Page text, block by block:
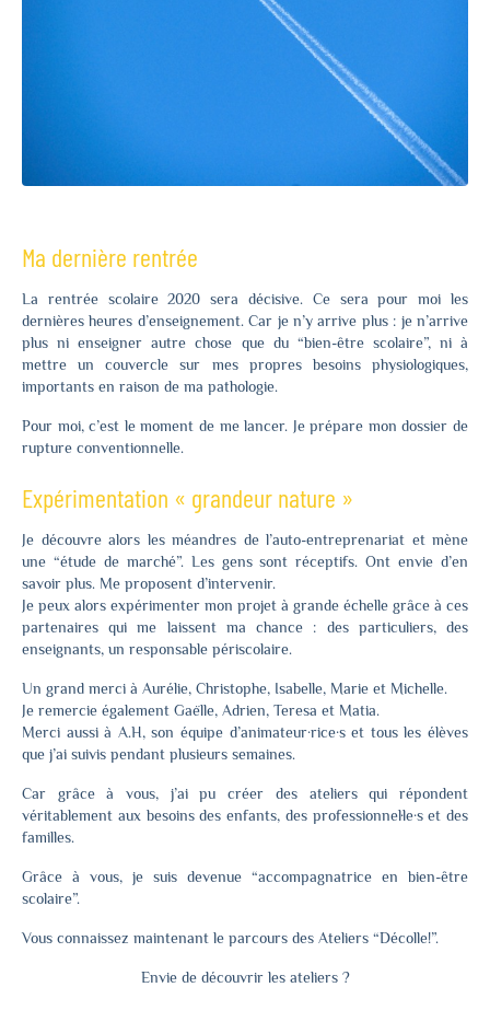
Ma dernière rentrée
La rentrée scolaire 2020 sera décisive. Ce sera pour moi les
dernières heures d’enseignement. Car je n’y arrive plus : je n’arrive
plus ni enseigner autre chose que du “bien-être scolaire”, ni à
mettre un couvercle sur mes propres besoins physiologiques,
importants en raison de ma pathologie.
Pour moi, c’est le moment de me lancer. Je prépare mon dossier de
rupture conventionnelle.
Expérimentation « grandeur nature »
Je découvre alors les méandres de l’auto-entreprenariat et mène
une “étude de marché”. Les gens sont réceptifs. Ont envie d’en
savoir plus. Me proposent d’intervenir.
Je peux alors expérimenter mon projet à grande échelle grâce à ces
partenaires qui me laissent ma chance : des particuliers, des
enseignants, un responsable périscolaire.
Un grand merci à Aurélie, Christophe, Isabelle, Marie et Michelle.
Je remercie également Gaëlle, Adrien, Teresa et Matia.
Merci aussi à A.H, son équipe d’animateur·rice·s et tous les élèves
que j’ai suivis pendant plusieurs semaines.
Car grâce à vous, j’ai pu créer des ateliers qui répondent
véritablement aux besoins des enfants, des professionnel·le·s et des
familles.
Grâce à vous, je suis devenue “accompagnatrice en bien-être
scolaire”.
Vous connaissez maintenant le parcours des Ateliers “Décolle!”.
Envie de découvrir les ateliers ?